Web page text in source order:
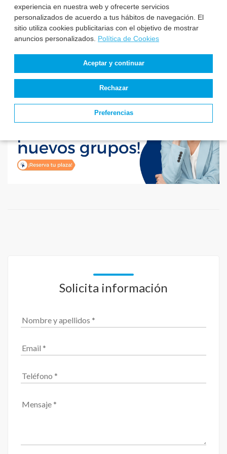
experiencia en nuestra web y ofrecerte servicios
personalizados de acuerdo a tus hábitos de navegación. El
sitio utiliza cookies publicitarias con el objetivo de mostrar
anuncios personalizados. Política de Cookies
Aceptar y continuar
Rechazar
Preferencias
convocatorias y
plazas de TCAE –
Auxiliar de Enfer...
Solicita información